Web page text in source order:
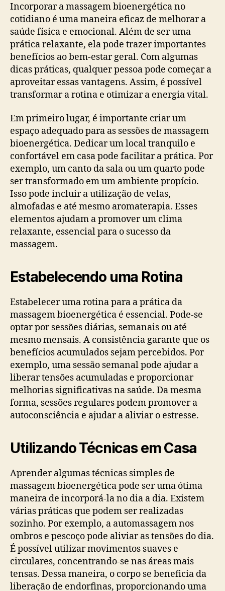
Incorporar a massagem bioenergética no
cotidiano é uma maneira eficaz de melhorar a
saúde física e emocional. Além de ser uma
prática relaxante, ela pode trazer importantes
benefícios ao bem-estar geral. Com algumas
dicas práticas, qualquer pessoa pode começar a
aproveitar essas vantagens. Assim, é possível
transformar a rotina e otimizar a energia vital.
Em primeiro lugar, é importante criar um
espaço adequado para as sessões de massagem
bioenergética. Dedicar um local tranquilo e
confortável em casa pode facilitar a prática. Por
exemplo, um canto da sala ou um quarto pode
ser transformado em um ambiente propício.
Isso pode incluir a utilização de velas,
almofadas e até mesmo aromaterapia. Esses
elementos ajudam a promover um clima
relaxante, essencial para o sucesso da
massagem.
Estabelecendo uma Rotina
Estabelecer uma rotina para a prática da
massagem bioenergética é essencial. Pode-se
optar por sessões diárias, semanais ou até
mesmo mensais. A consistência garante que os
benefícios acumulados sejam percebidos. Por
exemplo, uma sessão semanal pode ajudar a
liberar tensões acumuladas e proporcionar
melhorias significativas na saúde. Da mesma
forma, sessões regulares podem promover a
autoconsciência e ajudar a aliviar o estresse.
Utilizando Técnicas em Casa
Aprender algumas técnicas simples de
massagem bioenergética pode ser uma ótima
maneira de incorporá-la no dia a dia. Existem
várias práticas que podem ser realizadas
sozinho. Por exemplo, a automassagem nos
ombros e pescoço pode aliviar as tensões do dia.
É possível utilizar movimentos suaves e
circulares, concentrando-se nas áreas mais
tensas. Dessa maneira, o corpo se beneficia da
liberação de endorfinas, proporcionando uma